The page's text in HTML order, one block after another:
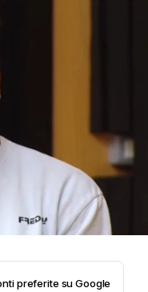
preferite su Google